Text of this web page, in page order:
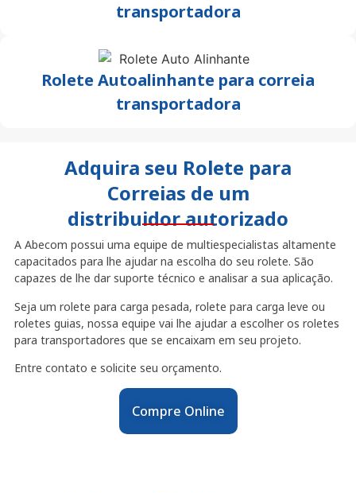
transportadora
Rolete Autoalinhante para correia
transportadora
Adquira seu Rolete para
Correias de um
distribuidor autorizado
A Abecom possui uma equipe de multiespecialistas altamente
capacitados para lhe ajudar na escolha do seu rolete. São
capazes de lhe dar suporte técnico e analisar a sua aplicação.
Seja um rolete para carga pesada, rolete para carga leve ou
roletes guias, nossa equipe vai lhe ajudar a escolher os roletes
para transportadores que se encaixam em seu projeto.
Entre contato e solicite seu orçamento.
Compre Online